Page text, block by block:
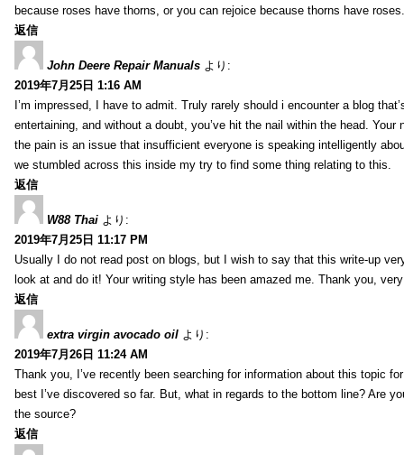
because roses have thorns, or you can rejoice because thorns have
返信
John Deere Repair Manuals より:
2019年7月25日 1:16 AM
I’m impressed, I have to admit. Truly rarely should i encounter a blog
entertaining, and without a doubt, you’ve hit the nail within the head. Your
the pain is an issue that insufficient everyone is speaking intelligently
we stumbled across this inside my try to find some thing relating to this.
返信
W88 Thai より:
2019年7月25日 11:17 PM
Usually I do not read post on blogs, but I wish to say that this write-up
look at and do it! Your writing style has been amazed me. Thank you,
返信
extra virgin avocado oil より:
2019年7月26日 11:24 AM
Thank you, I’ve recently been searching for information about this topic
best I’ve discovered so far. But, what in regards to the bottom line? Are
the source?
返信